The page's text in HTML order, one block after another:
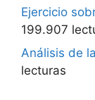
Ejercicio
199.907
Análisis de
lecturas